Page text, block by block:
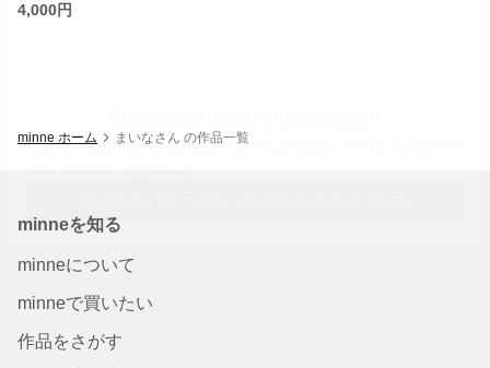
4,000円
minne ホーム まいなさん の作品一覧
minneを知る
minneについて
minneで買いたい
作品をさがす